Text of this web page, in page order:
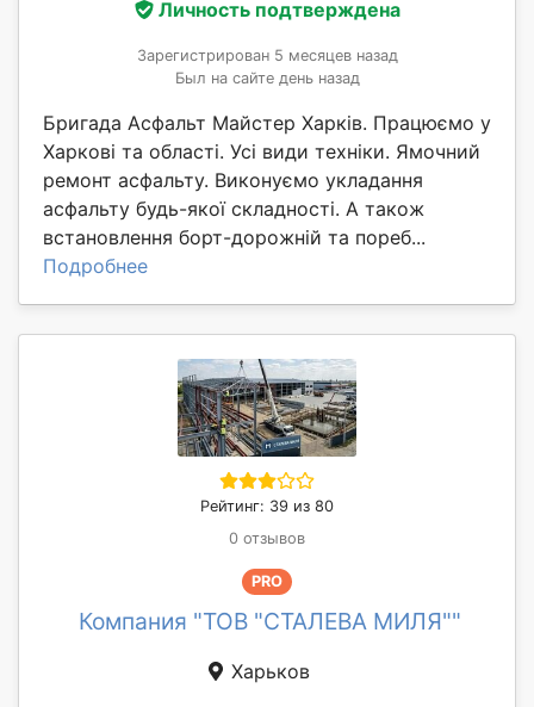
Личность подтверждена
Зарегистрирован 5 месяцев назад
Был на сайте день назад
Бригада Асфальт Майстер Харків. Працюємо у
Харкові та області. Усі види техніки. Ямочний
ремонт асфальту. Виконуємо укладання
асфальту будь-якої складності. А також
встановлення борт-дорожній та пореб...
Подробнее
Рейтинг: 39 из 80
0 отзывов
PRO
Компания "ТОВ "СТАЛЕВА МИЛЯ""
Харьков